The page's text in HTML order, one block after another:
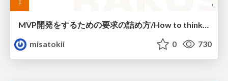
misatokii
0 730